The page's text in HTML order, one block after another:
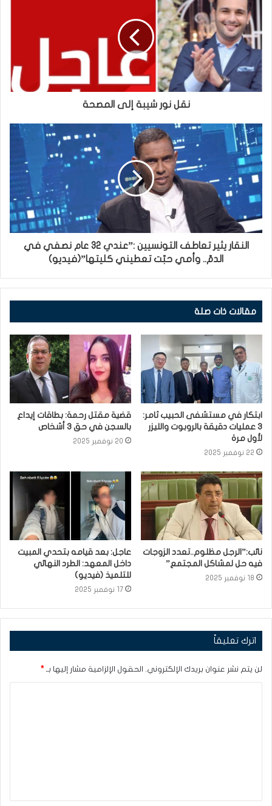
نقل نور شيبة إلى المصحة
النقار يثير تعاطف التونسيين :”عندي 32 عام نصفي في
الدمّ.. وأمي حبّت تعطيني كليتها”(فيديو)
مقالات ذات صلة
ابتكار في مستشفى الحبيب ثامر:
3 عمليات دقيقة بالروبوت والليزر
لأول مرة
22 نوفمبر 2025
قضية مقتل رحمة: بطاقات إيداع
بالسجن في حق 3 أشخاص
20 نوفمبر 2025
نائب:”الرجل مظلوم..تعدد الزوجات
فيه حل لمشاكل المجتمع”
18 نوفمبر 2025
عاجل: بعد قيامه بتحدي المبيت
داخل المعهد: الطرد النهائي
للتلميذ (فيديو)
17 نوفمبر 2025
اترك تعليقاً
لن يتم نشر عنوان بريدك الإلكتروني. الحقول الإلزامية مشار إليها بـ *
ق